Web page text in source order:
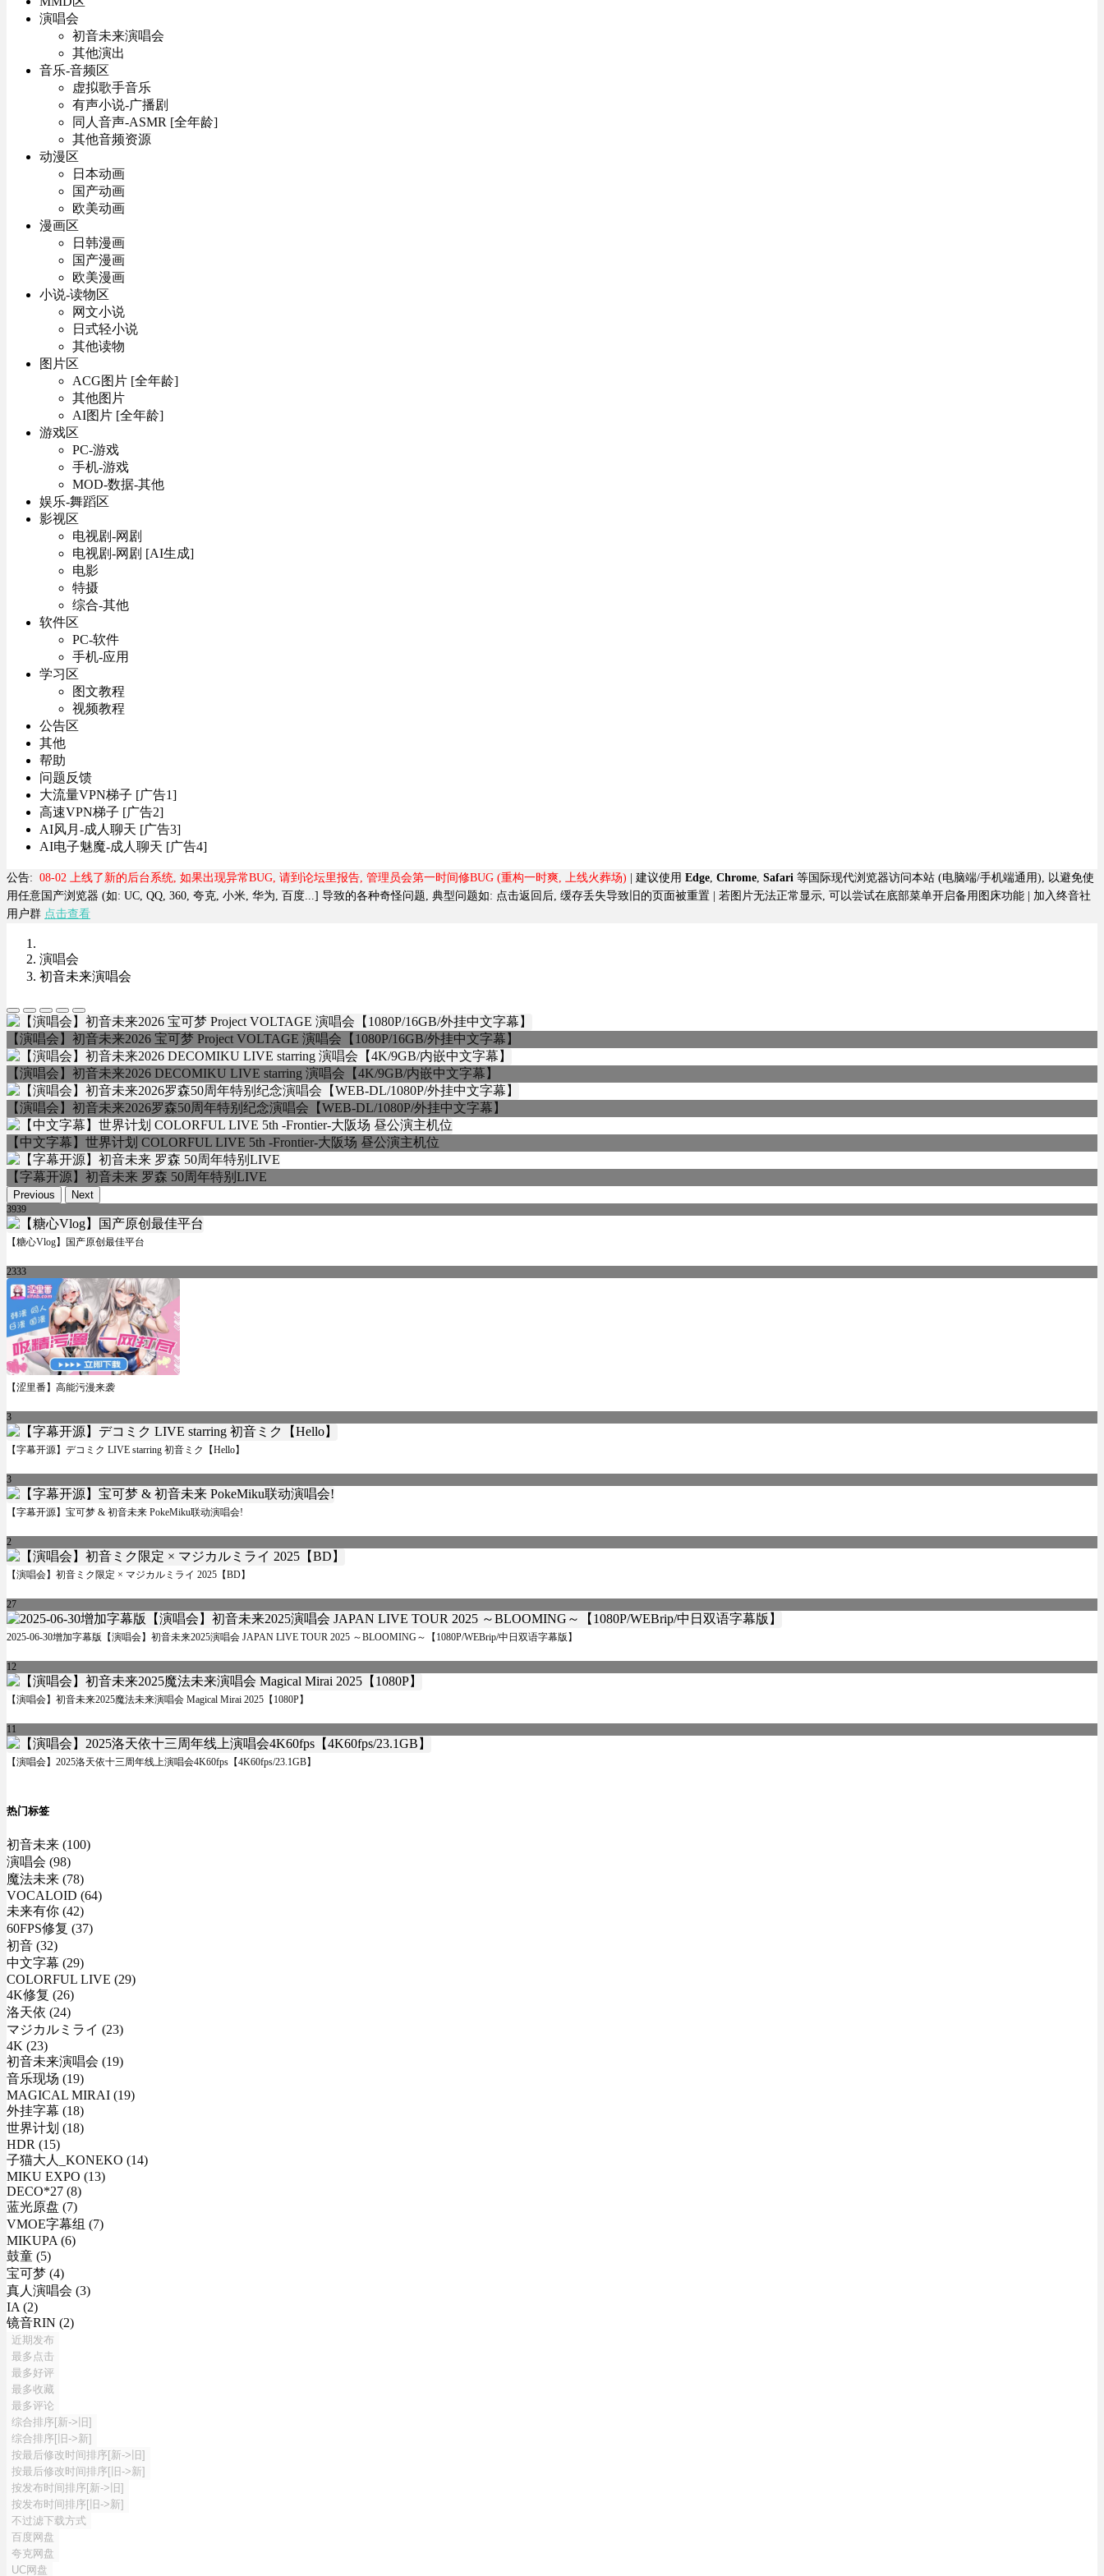
演唱会
初音未来演唱会
其他演出
音乐-音频区
虚拟歌手音乐
有声小说-广播剧
同人音声-ASMR [全年龄]
其他音频资源
动漫区
日本动画
国产动画
欧美动画
漫画区
日韩漫画
国产漫画
欧美漫画
小说-读物区
网文小说
日式轻小说
其他读物
图片区
ACG图片 [全年龄]
其他图片
AI图片 [全年龄]
游戏区
PC-游戏
手机-游戏
MOD-数据-其他
娱乐-舞蹈区
影视区
电视剧-网剧
电视剧-网剧 [AI生成]
电影
特摄
综合-其他
软件区
PC-软件
手机-应用
学习区
图文教程
视频教程
公告区
其他
帮助
问题反馈
大流量VPN梯子 [广告1]
高速VPN梯子 [广告2]
AI风月-成人聊天 [广告3]
AI电子魅魔-成人聊天 [广告4]
公告: 08-02 上线了新的后台系统, 如果出现异常BUG, 请到论坛里报告, 管理员会第一时间修BUG (重构一时爽, 上线火葬场) | 建议使用 Edge, Chrome, Safari 等国际现代浏览器访问本站 (电脑端/手机端通用), 以避免使
用任意国产浏览器 (如: UC, QQ, 360, 夸克, 小米, 华为, 百度...] 导致的各种奇怪问题, 典型问题如: 点击返回后, 缓存丢失导致旧的页面被重置 | 若图片无法正常显示, 可以尝试在底部菜单开启备用图床功能 | 加入终音社
用户群 点击查看
演唱会
初音未来演唱会
【演唱会】初音未来2026 宝可梦 Project VOLTAGE 演唱会【1080P/16GB/外挂中文字幕】
【演唱会】初音未来2026 DECOMIKU LIVE starring 演唱会【4K/9GB/内嵌中文字幕】
【演唱会】初音未来2026罗森50周年特别纪念演唱会【WEB-DL/1080P/外挂中文字幕】
【中文字幕】世界计划 COLORFUL LIVE 5th -Frontier-大阪场 昼公演主机位
【字幕开源】初音未来 罗森 50周年特别LIVE
Previous Next
3939
【糖心Vlog】国产原创最佳平台
2333
【涩里番】高能污漫来袭
3
【字幕开源】デコミク LIVE starring 初音ミク【Hello】
3
【字幕开源】宝可梦 & 初音未来 PokeMiku联动演唱会!
2
【演唱会】初音ミク限定 × マジカルミライ 2025【BD】
27
2025-06-30增加字幕版【演唱会】初音未来2025演唱会 JAPAN LIVE TOUR 2025 ～BLOOMING～【1080P/WEBrip/中日双语字幕版】
12
【演唱会】初音未来2025魔法未来演唱会 Magical Mirai 2025【1080P】
11
【演唱会】2025洛天依十三周年线上演唱会4K60fps【4K60fps/23.1GB】
热门标签
初音未来 (100)
演唱会 (98)
魔法未来 (78)
VOCALOID (64)
未来有你 (42)
60FPS修复 (37)
初音 (32)
中文字幕 (29)
COLORFUL LIVE (29)
4K修复 (26)
洛天依 (24)
マジカルミライ (23)
4K (23)
初音未来演唱会 (19)
音乐现场 (19)
MAGICAL MIRAI (19)
外挂字幕 (18)
世界计划 (18)
HDR (15)
子猫大人_KONEKO (14)
MIKU EXPO (13)
DECO*27 (8)
蓝光原盘 (7)
VMOE字幕组 (7)
MIKUPA (6)
鼓童 (5)
宝可梦 (4)
真人演唱会 (3)
IA (2)
镜音RIN (2)
近期发布
最多点击
最多好评
最多收藏
最多评论
综合排序[新->旧]
综合排序[旧->新]
按最后修改时间排序[新->旧]
按最后修改时间排序[旧->新]
按发布时间排序[新->旧]
按发布时间排序[旧->新]
不过滤下载方式
百度网盘
夸克网盘
UC网盘